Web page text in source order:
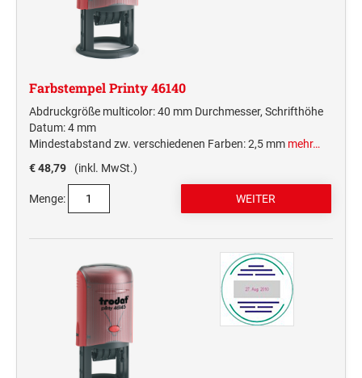
Farbstempel Printy 46140
Abdruckgröße multicolor: 40 mm Durchmesser, Schrifthöhe
Datum: 4 mm
Mindestabstand zw. verschiedenen Farben: 2,5 mm mehr…
€ 48,79
(inkl. MwSt.)
Menge: